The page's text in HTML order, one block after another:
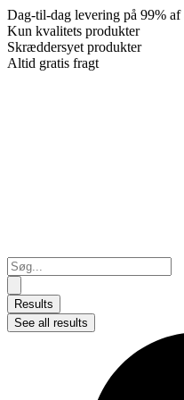
Dag-til-dag levering på 99% af
Kun kvalitets produkter
Skræddersyet produkter
Altid gratis fragt
Search
...
Results
See all results